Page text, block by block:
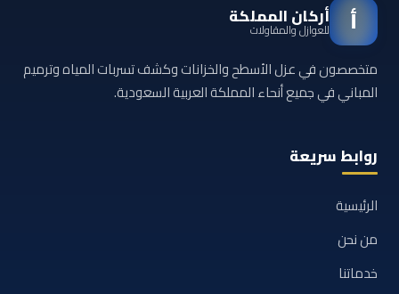
أ أركان المملكة
للعوازل والمقاولات
متخصصون في عزل الأسطح والخزانات وكشف تسربات المياه وترميم
المباني في جميع أنحاء المملكة العربية السعودية.
روابط سريعة
الرئيسية
من نحن
خدماتنا